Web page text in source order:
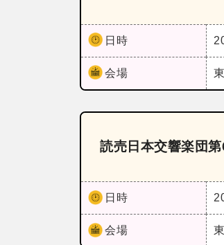
日時
会場
読売日本交響楽団
日時
会場